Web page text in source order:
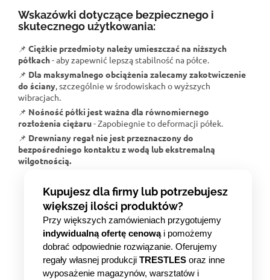
Wskazówki dotyczące bezpiecznego i
skutecznego użytkowania:
📌 Ciężkie przedmioty należy umieszczać na niższych
półkach- aby zapewnić lepszą stabilność na półce.
📌 Dla maksymalnego obciążenia zalecamy zakotwiczenie
do ściany , szczególnie w środowiskach o wyższych
wibracjach.
📌 Nośność półki jest ważna dla równomiernego
rozłożenia ciężaru- Zapobiegnie to deformacji półek.
📌 Drewniany regał nie jest przeznaczony do
bezpośredniego kontaktu z wodą lub ekstremalną
wilgotnością.
Kupujesz dla firmy lub potrzebujesz
większej ilości produktów?
Przy większych zamówieniach przygotujemy
indywidualną ofertę cenowąi pomożemy
dobrać odpowiednie rozwiązanie. Oferujemy
regały własnej produkcji TRESTLES oraz inne
wyposażenie magazynów, warsztatów i